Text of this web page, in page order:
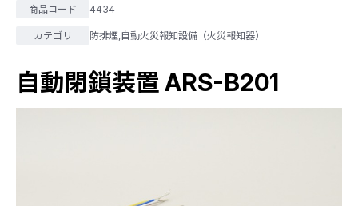
商品コード 4434
カテゴリ 防排煙,自動火災報知設備（火災報知器）
自動閉鎖装置 ARS-B201